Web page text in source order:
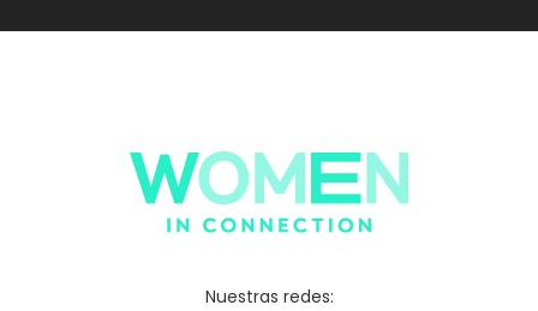
Nuestras redes: